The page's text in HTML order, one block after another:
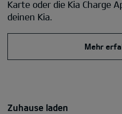
Karte oder die Kia Charge
deinen Kia.
Mehr
Zuhause laden